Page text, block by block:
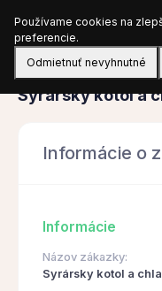
Obstarávanie
Syrársky kotol a
Informácie o
Informácie
Názov zákazky:
Syrársky kotol a
Používame cookies na
preferencie.
Odmietnuť nevyhnutné